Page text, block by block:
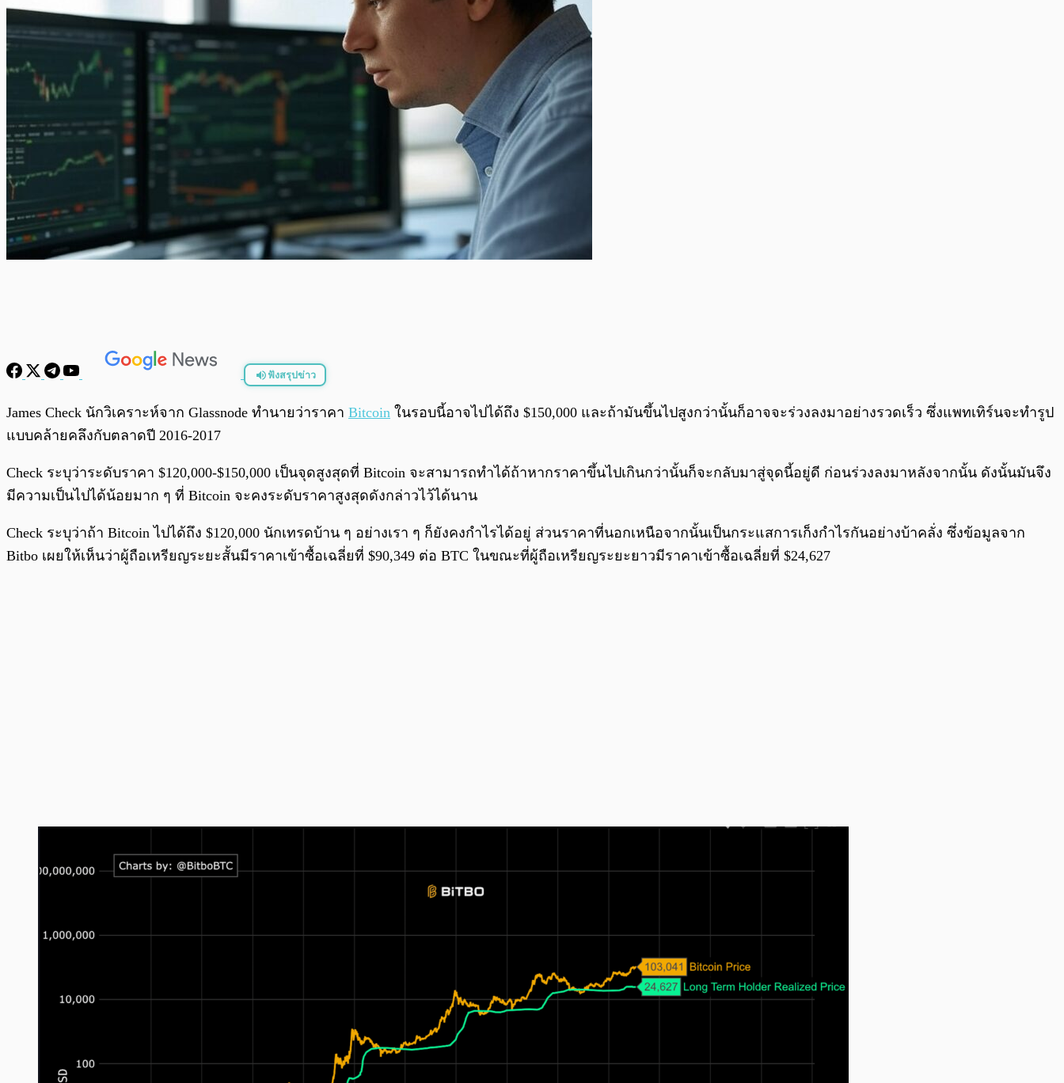
ฟังสรุปข่าว
พร้อมเล่น /0:00
James Check นักวิเคราะห์จาก Glassnode ทำนายว่าราคา Bitcoin ในรอบนี้อาจไปได้ถึง $150,000 และถ้ามันขึ้นไปสูงกว่านั้นก็อาจจะร่วงลงมาอย่างรวดเร็ว ซึ่งแพทเทิร์นจะทำรูป
แบบคล้ายคลึงกับตลาดปี 2016-2017
Check ระบุว่าระดับราคา $120,000-$150,000 เป็นจุดสูงสุดที่ Bitcoin จะสามารถทำได้ถ้าหากราคาขึ้นไปเกินกว่านั้นก็จะกลับมาสู่จุดนี้อยู่ดี ก่อนร่วงลงมาหลังจากนั้น ดังนั้นมันจึง
มีความเป็นไปได้น้อยมาก ๆ ที่ Bitcoin จะคงระดับราคาสูงสุดดังกล่าวไว้ได้นาน
Check ระบุว่าถ้า Bitcoin ไปได้ถึง $120,000 นักเทรดบ้าน ๆ อย่างเรา ๆ ก็ยังคงกำไรได้อยู่ ส่วนราคาที่นอกเหนือจากนั้นเป็นกระแสการเก็งกำไรกันอย่างบ้าคลั่ง ซึ่งข้อมูลจาก
Bitbo เผยให้เห็นว่าผู้ถือเหรียญระยะสั้นมีราคาเข้าซื้อเฉลี่ยที่ $90,349 ต่อ BTC ในขณะที่ผู้ถือเหรียญระยะยาวมีราคาเข้าซื้อเฉลี่ยที่ $24,627